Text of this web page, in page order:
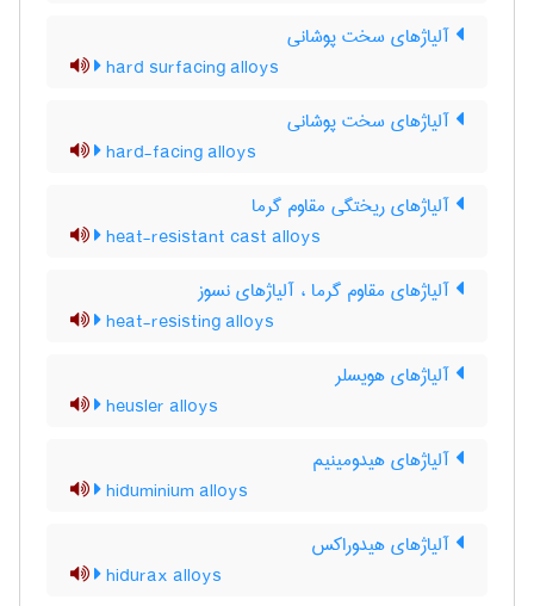
آلیاژهای سخت پوشانی
hard surfacing alloys
آلیاژهای سخت پوشانی
hard-facing alloys
آلیاژهای ریختگی مقاوم گرما
heat-resistant cast alloys
آلیاژهای مقاوم گرما ، آلیاژهای نسوز
heat-resisting alloys
آلیاژهای هویسلر
heusler alloys
آلیاژهای هیدومینیم
hiduminium alloys
آلیاژهای هیدوراکس
hidurax alloys